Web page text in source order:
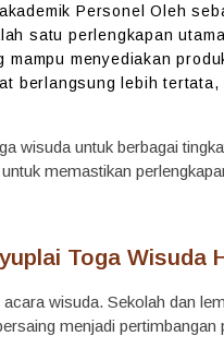
Personel Oleh
satu perlengkapan
mampu menyediakan
berlangsung lebih tertata,
wisuda untuk berbagai
memastikan
Toga Wisuda
wisuda. Sekolah dan
menjadi pertimbangan